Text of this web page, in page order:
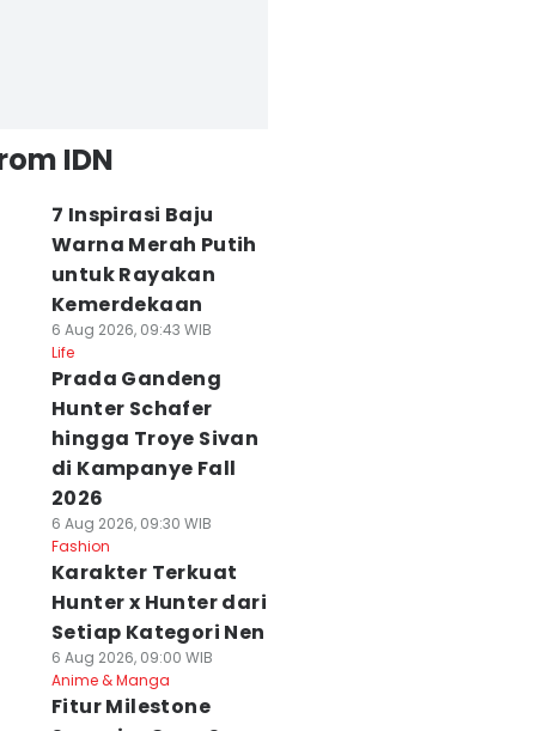
IDN
7 Inspirasi Baju
Warna Merah Putih
untuk Rayakan
Kemerdekaan
6 Aug 2026, 09:43 WIB
Life
Prada Gandeng
Hunter Schafer
hingga Troye Sivan
di Kampanye Fall
2026
6 Aug 2026, 09:30 WIB
Fashion
Karakter Terkuat
Hunter x Hunter dari
Setiap Kategori Nen
6 Aug 2026, 09:00 WIB
Anime & Manga
Fitur Milestone